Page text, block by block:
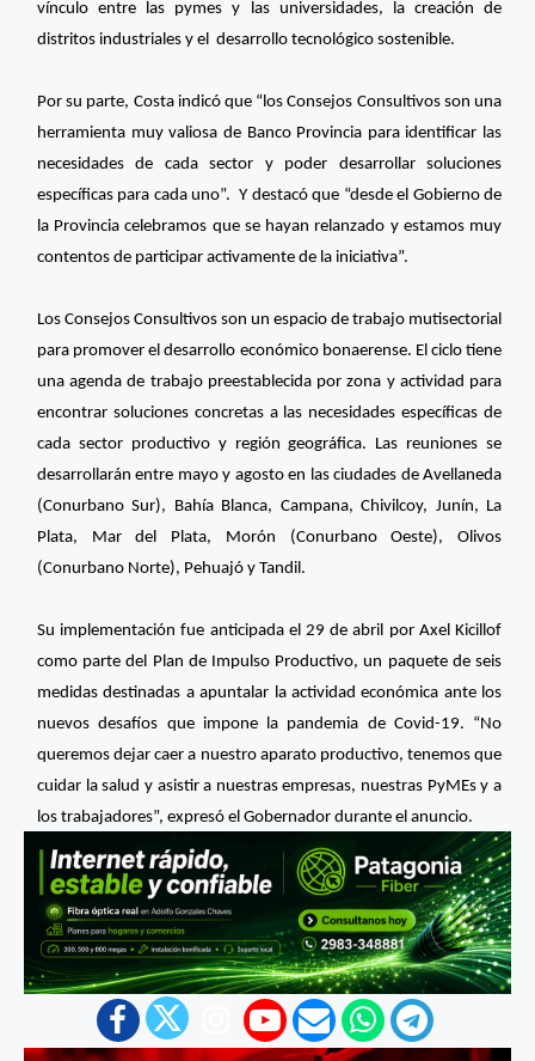
vínculo entre las pymes y las universidades, la creación de
distritos industriales y el desarrollo tecnológico sostenible.
Por su parte, Costa indicó que “los Consejos Consultivos son una
herramienta muy valiosa de Banco Provincia para identificar las
necesidades de cada sector y poder desarrollar soluciones
específicas para cada uno”. Y destacó que “desde el Gobierno de
la Provincia celebramos que se hayan relanzado y estamos muy
contentos de participar activamente de la iniciativa”.
Los Consejos Consultivos son un espacio de trabajo mutisectorial
para promover el desarrollo económico bonaerense. El ciclo tiene
una agenda de trabajo preestablecida por zona y actividad para
encontrar soluciones concretas a las necesidades específicas de
cada sector productivo y región geográfica. Las reuniones se
desarrollarán entre mayo y agosto en las ciudades de Avellaneda
(Conurbano Sur), Bahía Blanca, Campana, Chivilcoy, Junín, La
Plata, Mar del Plata, Morón (Conurbano Oeste), Olivos
(Conurbano Norte), Pehuajó y Tandil.
Su implementación fue anticipada el 29 de abril por Axel Kicillof
como parte del Plan de Impulso Productivo, un paquete de seis
medidas destinadas a apuntalar la actividad económica ante los
nuevos desafíos que impone la pandemia de Covid-19. “No
queremos dejar caer a nuestro aparato productivo, tenemos que
cuidar la salud y asistir a nuestras empresas, nuestras PyMEs y a
los trabajadores”, expresó el Gobernador durante el anuncio.